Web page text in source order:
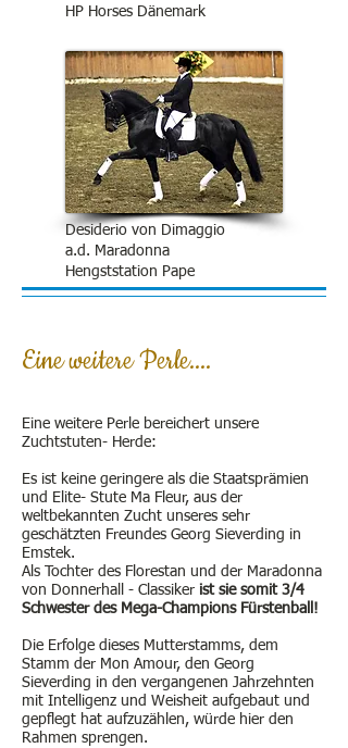
HP Horses Dänemark
Desiderio von Dimaggio
a.d. Maradonna
Hengststation Pape
Eine weitere Perle....
Eine weitere Perle bereichert unsere
Zuchtstuten- Herde:
Es ist keine geringere als die Staatsprämien
und Elite- Stute Ma Fleur, aus der
weltbekannten Zucht unseres sehr
geschätzten Freundes Georg Sieverding in
Emstek.
Als Tochter des Florestan und der Maradonna
von Donnerhall - Classiker ist sie somit 3/4
Schwester des Mega-Champions Fürstenball!
Die Erfolge dieses Mutterstamms, dem
Stamm der Mon Amour, den Georg
Sieverding in den vergangenen Jahrzehnten
mit Intelligenz und Weisheit aufgebaut und
gepflegt hat aufzuzählen, würde hier den
Rahmen sprengen.